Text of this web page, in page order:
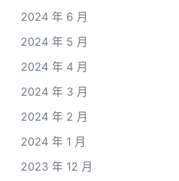
2024 年 6 月
2024 年 5 月
2024 年 4 月
2024 年 3 月
2024 年 2 月
2024 年 1 月
2023 年 12 月